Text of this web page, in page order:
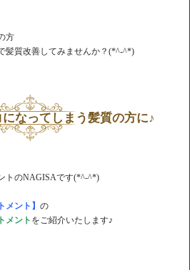
方
髪質改善してみませんか？(*^-^*)
になってしまう髪質の方に♪
トのNAGISAです(*^-^*)
メント】 の
メント をご紹介いたします♪